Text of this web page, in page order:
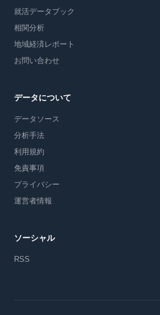
就活データブック
相関分析
地域経済レポート
お問い合わせ
データについて
データソース
分析手法
利用規約
免責事項
プライバシー
運営者情報
ソーシャル
RSS